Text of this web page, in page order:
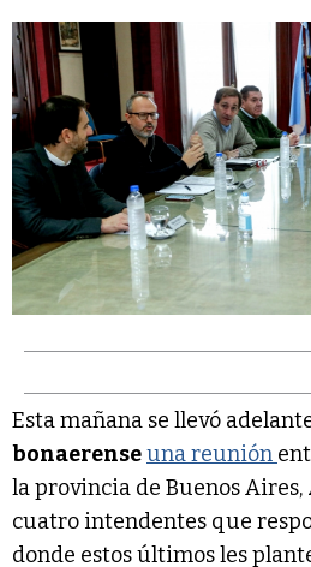
Esta mañana se llevó
bonaerenseuna reunión
la provincia de Buenos Aires,
cuatro intendentes que
donde estos últimos les